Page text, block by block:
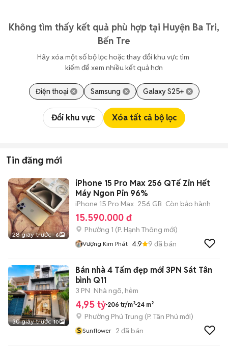
Không tìm thấy kết quả phù hợp tại Huyện Ba Tri,
Bến Tre
Hãy xóa một số bộ lọc hoặc thay đổi khu vực tìm
kiếm để xem nhiều kết quả hơn
Điện thoại Samsung Galaxy S25+
Đổi khu vực Xóa tất cả bộ lọc
Tin đăng mới
28 giây trước 6
iPhone 15 Pro Max 256 QTế Zin Hết
Máy Ngon Pin 96%
iPhone 15 Pro Max 256 GB Còn bảo hành
15.590.000 đ
Phường 1 (P. Hạnh Thông mới)
Vượng Kim Phát 4.9 9 đã bán
30 giây trước 10
Bán nhà 4 Tấm đẹp mới 3PN Sát Tân
bình Q11
3 PN Nhà ngõ, hẻm
4,95 tỷ 206 tr/m² 24 m²
Phường Phú Trung (P. Tân Phú mới)
S Sunflower 2 đã bán